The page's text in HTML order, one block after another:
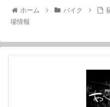
ホーム バイク
場情報